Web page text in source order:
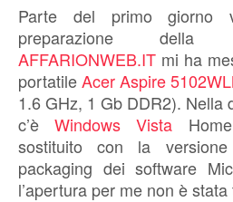
Parte del primo giorno
preparazione della
AFFARIONWEB.IT mi ha
portatileAcer Aspire
1.6 GHz, 1 Gb DDR2). Nella
c’èWindows Vista
sostituito con la
packaging dei software
l’apertura per me non è